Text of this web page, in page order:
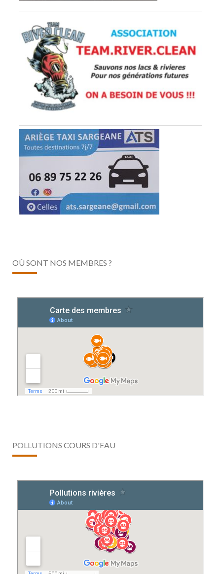
OÙ SONT NOS MEMBRES ?
POLLUTIONS COURS D'EAU